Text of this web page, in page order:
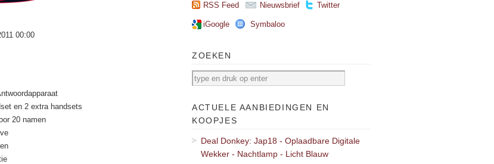
00:00
en 2 extra handsets
20 namen
RSS Feed Nieuwsbrief Twitter
iGoogle Symbaloo
ZOEKEN
ACTUELE AANBIEDINGEN EN
KOOPJES
Deal Donkey: Jap18 - Oplaadbare Digitale
Wekker - Nachtlamp - Licht Blauw